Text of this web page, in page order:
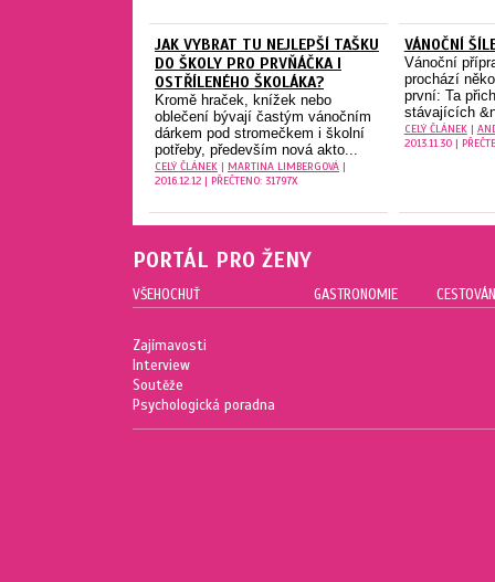
JAK VYBRAT TU NEJLEPŠÍ TAŠKU
DO ŠKOLY PRO PRVŇÁČKA I
OSTŘÍLENÉHO ŠKOLÁKA?
Kromě hraček, knížek nebo
oblečení bývají častým vánočním
dárkem pod stromečkem i školní
potřeby, především nová akto...
CELÝ ČLÁNEK | MARTINA LIMBERGOVÁ |
2016.12.12 | PŘEČTENO: 31797X
VÁNOČNÍ
Vánoční
prochází
první: Ta
stávajících
CELÝ ČLÁNEK|
2013.11.30 |
PORTÁL PRO ŽENY
VŠEHOCHUŤ
Zajímavosti
Interview
Soutěže
Psychologická poradna
GASTRONOMIE